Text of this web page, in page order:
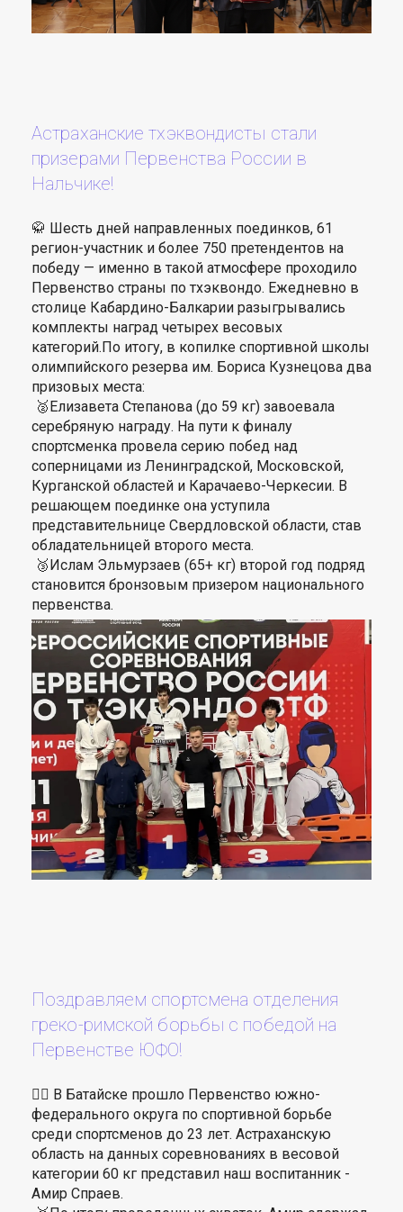
Астраханские тхэквондисты стали
призерами Первенства России в
Нальчике!
🥋 Шесть дней направленных поединков, 61
регион-участник и более 750 претендентов на
победу — именно в такой атмосфере проходило
Первенство страны по тхэквондо. Ежедневно в
столице Кабардино-Балкарии разыгрывались
комплекты наград четырех весовых
категорий.По итогу, в копилке спортивной школы
олимпийского резерва им. Бориса Кузнецова два
призовых места:
🥈Елизавета Степанова (до 59 кг) завоевала
серебряную награду. На пути к финалу
спортсменка провела серию побед над
соперницами из Ленинградской, Московской,
Курганской областей и Карачаево-Черкесии. В
решающем поединке она уступила
представительнице Свердловской области, став
обладательницей второго места.
🥉Ислам Эльмурзаев (65+ кг) второй год подряд
становится бронзовым призером национального
первенства.
Поздравляем спортсмена отделения
греко-римской борьбы с победой на
Первенстве ЮФО!
🤼‍♂️ В Батайске прошло Первенство южно-
федерального округа по спортивной борьбе
среди спортсменов до 23 лет. Астраханскую
область на данных соревнованиях в весовой
категории 60 кг представил наш воспитанник -
Амир Спраев.